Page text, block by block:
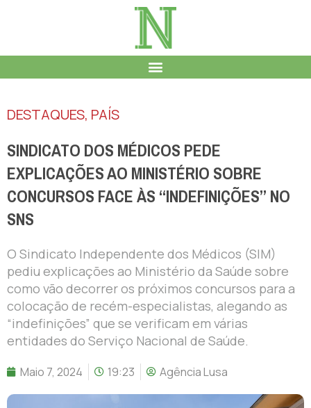
DESTAQUES, PAÍS
SINDICATO DOS MÉDICOS PEDE
EXPLICAÇÕES AO MINISTÉRIO SOBRE
CONCURSOS FACE ÀS “INDEFINIÇÕES” NO
SNS
O Sindicato Independente dos Médicos (SIM)
pediu explicações ao Ministério da Saúde sobre
como vão decorrer os próximos concursos para a
colocação de recém-especialistas, alegando as
“indefinições” que se verificam em várias
entidades do Serviço Nacional de Saúde.
Maio 7, 2024 19:23 Agência Lusa